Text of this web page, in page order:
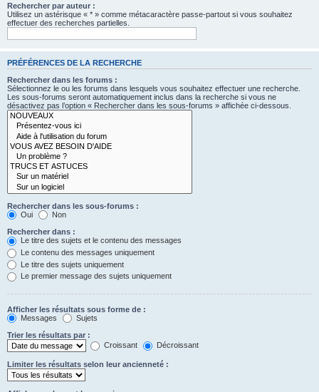
Rechercher par auteur :
Utilisez un astérisque « * » comme métacaractère passe-partout si vous souhaitez
effectuer des recherches partielles.
PRÉFÉRENCES DE LA RECHERCHE
Rechercher dans les forums :
Sélectionnez le ou les forums dans lesquels vous souhaitez effectuer une recherche.
Les sous-forums seront automatiquement inclus dans la recherche si vous ne
désactivez pas l’option « Rechercher dans les sous-forums » affichée ci-dessous.
Rechercher dans les sous-forums :
Oui
Non
Rechercher dans :
Le titre des sujets et le contenu des messages
Le contenu des messages uniquement
Le titre des sujets uniquement
Le premier message des sujets uniquement
Afficher les résultats sous forme de :
Messages
Sujets
Trier les résultats par :
Croissant
Décroissant
Limiter les résultats selon leur ancienneté :